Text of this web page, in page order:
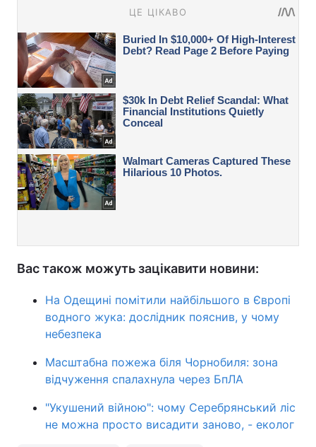
Вас також можуть зацікавити новини:
На Одещині помітили найбільшого в Європі
водного жука: дослідник пояснив, у чому
небезпека
Масштабна пожежа біля Чорнобиля: зона
відчуження спалахнула через БпЛА
"Укушений війною": чому Серебрянський ліс
не можна просто висадити заново, - еколог